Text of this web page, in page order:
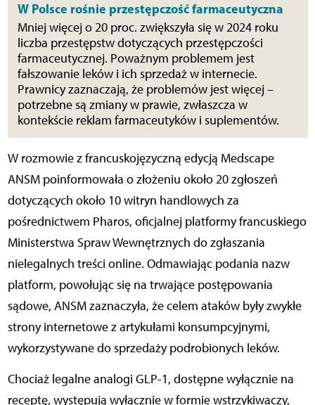
W Polsce rośnie przestępczość farmaceutyczna
Mniej więcej o 20 proc. zwiększyła się w 2024 roku
liczba przestępstw dotyczących przestępczości
farmaceutycznej. Poważnym problemem jest
fałszowanie leków i ich sprzedaż w internecie.
Prawnicy zaznaczają, że problemów jest więcej –
potrzebne są zmiany w prawie, zwłaszcza w
kontekście reklam farmaceutyków i suplementów.
W rozmowie z francuskojęzyczną edycją Medscape
ANSM poinformowała o złożeniu około 20 zgłoszeń
dotyczących około 10 witryn handlowych za
pośrednictwem Pharos, oficjalnej platformy francuskiego
Ministerstwa Spraw Wewnętrznych do zgłaszania
nielegalnych treści online. Odmawiając podania nazw
platform, powołując się na trwające postępowania
sądowe, ANSM zaznaczyła, że celem ataków były zwykłe
strony internetowe z artykułami konsumpcyjnymi,
wykorzystywane do sprzedaży podrobionych leków.
Chociaż legalne analogi GLP-1, dostępne wyłącznie na
receptę, występują wyłącznie w formie wstrzykiwaczy,